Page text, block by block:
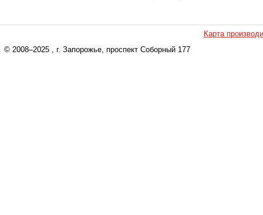
Карта
© 2008–2025 , г. Запорожье, проспект Соборный 177